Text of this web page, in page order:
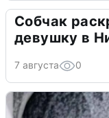
Собчак
девушку в
7 августа 0